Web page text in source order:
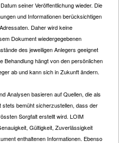
seiner Veröffentlichung wieder. Die
und Informationen berücksichtigen
Daher wird keine
Dokument wiedergegebenen
des jeweiligen Anlegers geeignet
Behandlung hängt von den persönlichen
ab und kann sich in Zukunft ändern.
Analysen basieren auf Quellen, die als
bemüht sicherzustellen, dass der
Sorgfalt erstellt wird. LOIM
Gültigkeit, Zuverlässigkeit
enthaltenen Informationen. Ebenso